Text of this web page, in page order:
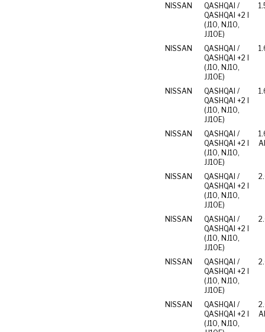
NISSAN
QASHQAI /
QASHQAI +2 I
(J10, NJ10,
JJ10E)
NISSAN
QASHQAI /
QASHQAI +2 I
(J10, NJ10,
JJ10E)
NISSAN
QASHQAI /
QASHQAI +2 I
(J10, NJ10,
JJ10E)
NISSAN
QASHQAI /
QASHQAI +2 I
(J10, NJ10,
JJ10E)
NISSAN
QASHQAI /
QASHQAI +2 I
(J10, NJ10,
JJ10E)
NISSAN
QASHQAI /
QASHQAI +2 I
(J10, NJ10,
JJ10E)
NISSAN
QASHQAI /
QASHQAI +2 I
(J10, NJ10,
JJ10E)
NISSAN
QASHQAI /
QASHQAI +2 I
(J10, NJ10,